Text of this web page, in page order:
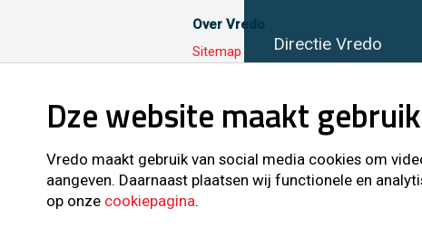
Directie Vredo
Over Vredo
Sitemap
Volg ons ook op
Dze website maakt
Vredo maakt gebruik van social media cookies om
aangeven. Daarnaast plaatsen wij functionele en
op onze cookiepagina.